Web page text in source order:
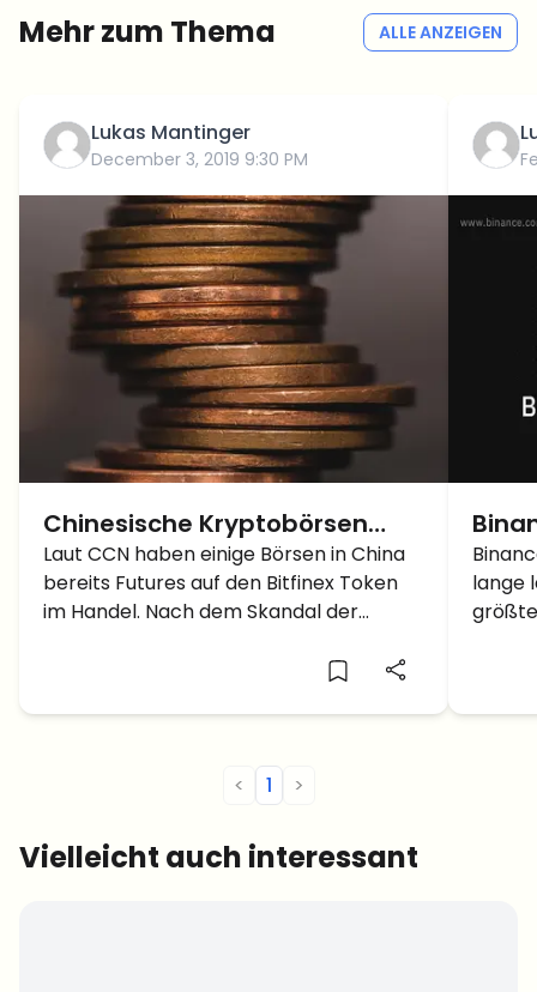
Mehr zum Thema ALLE ANZEIGEN
Lukas Mantinger
December 3, 2019 9:30 PM
Chinesische Kryptobörsen
handeln bereits Futures auf
Bitfinextoken – Crypto News
Laut CCN haben einige Börsen in China
bereits Futures auf den Bitfinex Token
im Handel. Nach dem Skandal der
Verdacht, dass Bitfinex, um aus der
jetzt
lange
<
1 >
Vielleicht auch interessant